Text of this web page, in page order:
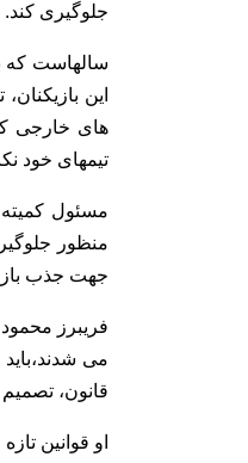
جلوگیری کند.
سالهاست که
این
های خارجی
تیمهای خود
مسئول
منظور
جهت جذب
فریبرز محمود
می
قانون،
او قوانین